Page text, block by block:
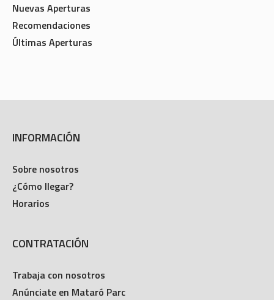
Nuevas Aperturas
Recomendaciones
Últimas Aperturas
INFORMACIÓN
Sobre nosotros
¿Cómo llegar?
Horarios
CONTRATACIÓN
Trabaja con nosotros
Anúnciate en Mataró Parc